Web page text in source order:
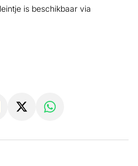
is beschikbaar via